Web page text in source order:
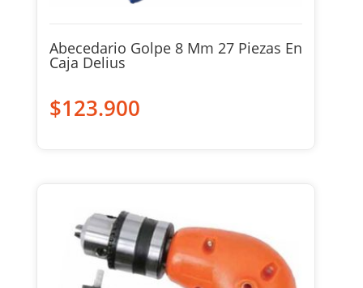
Abecedario Golpe 8 Mm 27 Piezas En
Caja Delius
$123.900